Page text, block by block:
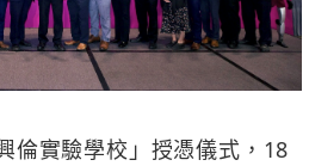
倫實驗學校」授憑儀式，18